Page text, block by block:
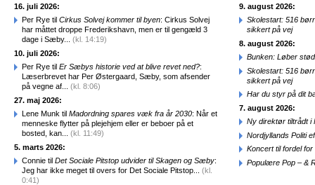
16. juli 2026:
Per Rye til Cirkus Solvej kommer til byen: Cirkus Solvej
har måttet droppe Frederikshavn, men er til gengæld 3
dage i Sæby... (kl. 14:19)
10. juli 2026:
Per Rye til Er Sæbys historie ved at blive revet ned?:
Læserbrevet har Per Østergaard, Sæby, som afsender
på vegne af... (kl. 8:06)
27. maj 2026:
Lene Munk til Madordning spares væk fra år 2030: Når et
menneske flytter på plejehjem eller er beboer på et
bosted, kan... (kl. 11:49)
5. marts 2026:
Connie til Det Sociale Pitstop udvider til Skagen og Sæby:
Jeg har ikke meget til overs for Det Sociale Pitstop... (kl.
0:41)
9. august 2026:
Skolestart: 516
sikkert på vej
8. august 2026:
Bunken: Løber
Skolestart: 516
sikkert på vej
Har du styr på dit
7. august 2026:
Ny direktør tiltrådt i
Nordjyllands Politi
Koncert til fordel
Populære Pop – &